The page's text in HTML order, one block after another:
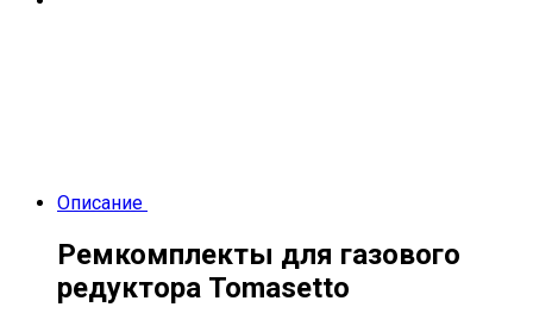
Описание
Ремкомплекты для газового
редуктора Tomasetto